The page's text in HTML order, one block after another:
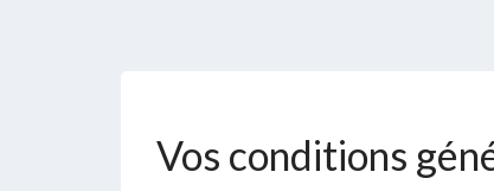
Vos conditions